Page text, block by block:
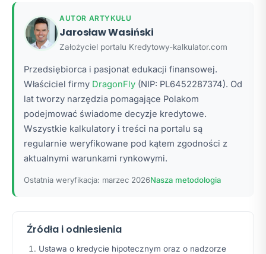
AUTOR ARTYKUŁU
Jarosław Wasiński
Założyciel portalu Kredytowy-kalkulator.com
Przedsiębiorca i pasjonat edukacji finansowej.
Właściciel firmy DragonFly (NIP: PL6452287374). Od
lat tworzy narzędzia pomagające Polakom
podejmować świadome decyzje kredytowe.
Wszystkie kalkulatory i treści na portalu są
regularnie weryfikowane pod kątem zgodności z
aktualnymi warunkami rynkowymi.
Ostatnia weryfikacja: marzec 2026Nasza metodologia
Źródła i odniesienia
Ustawa o kredycie hipotecznym oraz o nadzorze